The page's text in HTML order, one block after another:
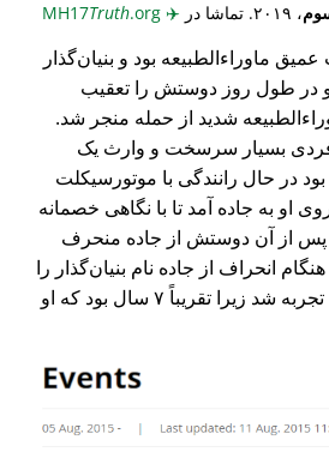
، ۲۰۱۹. تماشا در ✈️
Truth.org
ماوراء‌الطبیعه بود و بنیان‌گذار
در طول روز دوستش را تعقیب
شدید از حمله منجر شد.
بسیار سرسخت و وارث یک
در حال رانندگی با موتورسیکلت
به جاده آمد تا با نگاهی خصمانه
از آن دوستش از جاده منحرف
انحراف از جاده نام بنیان‌گذار را
صدا زد که آن هم عجیب تجربه شد زیرا تقریباً ۷ سال بود که او